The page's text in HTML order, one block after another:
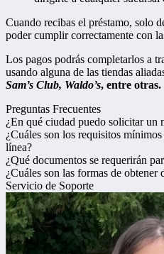
Cuando recibas el préstamo, solo
poder cumplir correctamente con
Los pagos podrás completarlos a
usando alguna de las tiendas
Sam’s Club, Waldo’s, entre otras.
Preguntas Frecuentes
¿En qué ciudad puedo solicitar un
¿Cuáles son los requisitos
línea?
¿Qué documentos se requerirán
¿Cuáles son las formas de obtener
Servicio de Soporte